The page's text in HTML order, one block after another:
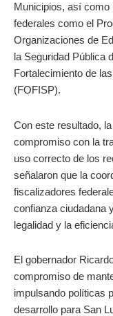
Municipios, así
federales como el
Organizaciones de
la Seguridad Pública
Fortalecimiento de
(FOFISP).
Con este resultado,
compromiso con la
uso correcto de los
señalaron que la
fiscalizadores
confianza ciudadana
legalidad y la
El gobernador
compromiso de
impulsando políticas
desarrollo para San